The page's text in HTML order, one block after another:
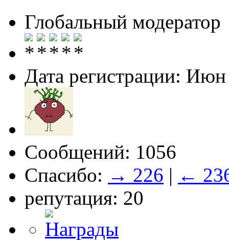
Глобальный модератор
Дата регистрации:
Сообщений: 1056
Спасибо: → 226 | ←
репутация: 20